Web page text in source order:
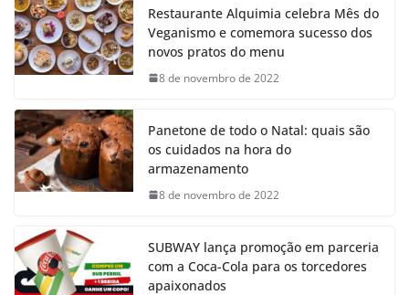
Restaurante Alquimia celebra Mês do
Veganismo e comemora sucesso dos
novos pratos do menu
8 de novembro de 2022
Panetone de todo o Natal: quais são
os cuidados na hora do
armazenamento
8 de novembro de 2022
SUBWAY lança promoção em parceria
com a Coca-Cola para os torcedores
apaixonados